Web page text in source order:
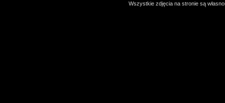
Wszystkie zdjęcia na stronie są